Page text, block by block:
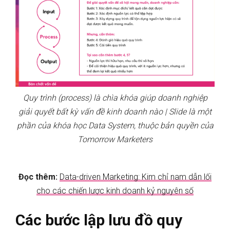
Quy trình (process) là chìa khóa giúp doanh nghiệp
giải quyết bất kỳ vấn đề kinh doanh nào | Slide là một
phần của khóa học Data System, thuộc bản quyền của
Tomorrow Marketers
Đọc thêm: Data-driven Marketing: Kim chỉ nam dẫn lối
cho các chiến lược kinh doanh kỷ nguyên số
Các bước lập lưu đồ quy